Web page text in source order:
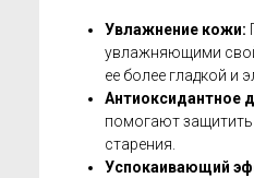
Увлажнение кожи:
увлажняющими
ее более гладкой и
Антиоксидантное
помогают защитить
старения.
Успокаивающий